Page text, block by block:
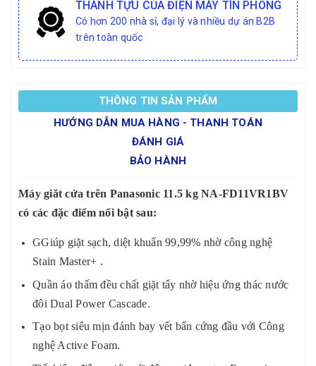
THÀNH TỰU CỦA ĐIỆN MÁY TÍN PHONG
Có hơn 200 nhà sỉ, đại lý và nhiều dự án B2B
trên toàn quốc
THÔNG TIN SẢN PHẨM
HƯỚNG DẪN MUA HÀNG - THANH TOÁN
ĐÁNH GIÁ
BẢO HÀNH
Máy giăt cửa trên Panasonic 11.5 kg NA-FD11VR1BV
có các đặc điểm nổi bật sau:
GGiúp giặt sạch, diệt khuẩn 99,99% nhờ công nghệ
Stain Master+ .
Quần áo thấm đều chất giặt tẩy nhờ hiệu ứng thác nước
đôi Dual Power Cascade.
Tạo bọt siêu mịn đánh bay vết bẩn cứng đầu với Công
nghệ Active Foam.